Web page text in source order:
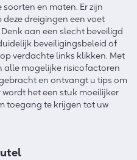
en maten. Er zijn
dreigingen een voet
aan een slecht beveiligd
beveiligingsbeleid of
verdachte links klikken. Met
alle mogelijke risicofactoren
en ontvangt u tips om
het een stuk moeilijker
toegang te krijgen tot uw